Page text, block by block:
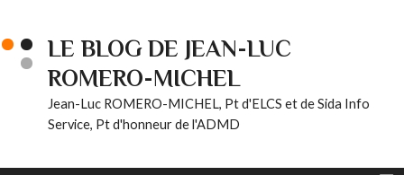
LE BLOG DE JEAN-LUC
ROMERO-MICHEL
Jean-Luc ROMERO-MICHEL, Pt d'ELCS et de Sida Info
Service, Pt d'honneur de l'ADMD